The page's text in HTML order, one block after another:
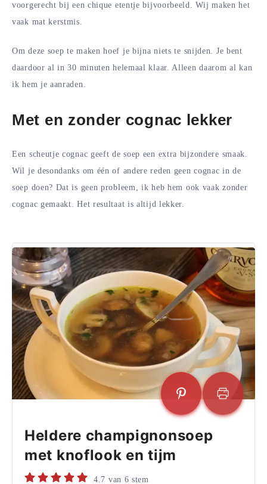
voorgerecht bij een chique etentje bijvoorbeeld. Wij maken het
vaak mat kerstmis.
Om deze soep te maken hoef je bijna niets te snijden. Je bent
daardoor al in 30 minuten helemaal klaar. Alleen daarom al kan
ik hem je aanraden.
Met en zonder cognac lekker
Een scheutje cognac geeft de soep een extra bijzondere smaak.
Wil je desondanks om één of andere reden geen cognac in de
soep doen? Dat is geen probleem, ik heb hem ook vaak zonder
cognac gemaakt. Het resultaat is altijd lekker.
Heldere champignonsoep
met knoflook en tijm
4.7 van 6 stem